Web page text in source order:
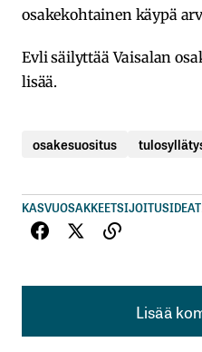
osakekohtainen käypä
Evli säilyttää Vaisalan
lisää.
osakesuositus
KASVUOSAKKEETSIJOITUSIDEAT
Lisää
Lisää